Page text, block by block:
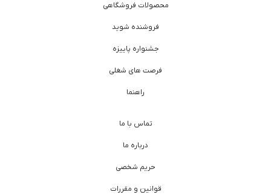
محصولات فروشگاهی
فروشنده شوید
جشنواره پاییزه
فرصت های شغلی
راهنما
تماس با ما
درباره ما
حریم شخصی
قوانین و مقررات